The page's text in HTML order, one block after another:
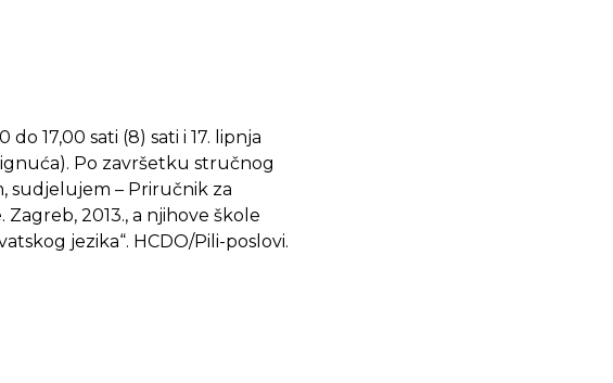
17,00 sati (8) sati i 17. lipnja
Po završetku stručnog
sudjelujem – Priručnik za
2013., a njihove škole
jezika“. HCDO/Pili-poslovi.